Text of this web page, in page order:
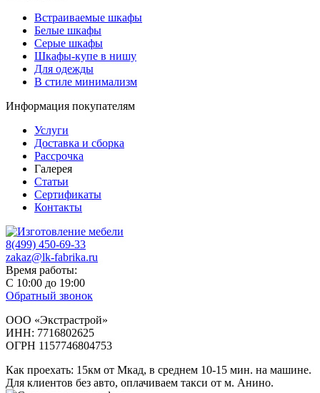
Встраиваемые шкафы
Белые шкафы
Серые шкафы
Шкафы-купе в нишу
Для одежды
В стиле минимализм
Информация покупателям
Услуги
Доставка и сборка
Рассрочка
Галерея
Статьи
Сертификаты
Контакты
8(499) 450-69-33
zakaz@lk-fabrika.ru
Время работы:
С 10:00 до 19:00
Обратный звонок
ООО «Экстрастрой»
ИНН: 7716802625
ОГРН 1157746804753
Как проехать: 15км от Мкад, в среднем 10-15 мин. на машине.
Для клиентов без авто, оплачиваем такси от м. Анино.